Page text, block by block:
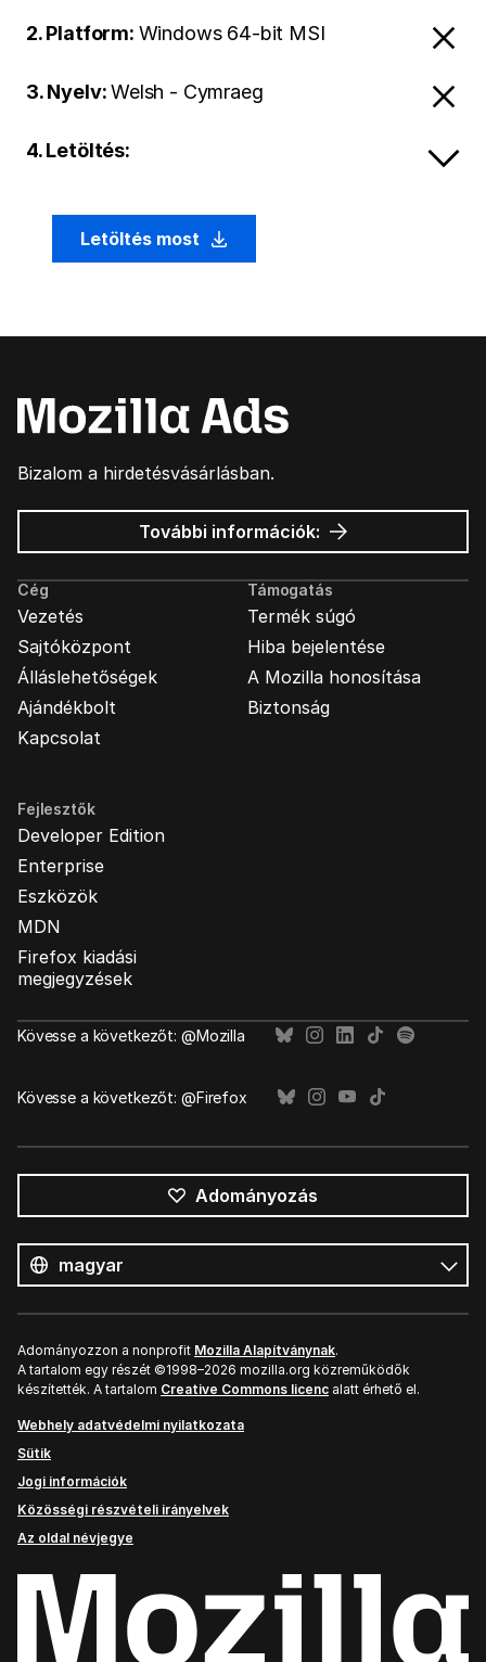
2. Platform: Windows 64-bit MSI
3. Nyelv:Welsh - Cymraeg
4. Letöltés:
Letöltés most
Bizalom a hirdetésvásárlásban.
További információk: Mozilla
hirdetések
Cég
Vezetés
Sajtóközpont
Álláslehetőségek
Ajándékbolt
Kapcsolat
Támogatás
Termék súgó
Hiba bejelentése
A Mozilla honosítása
Biztonság
Fejlesztők
Developer Edition
Enterprise
Eszközök
MDN
Firefox kiadási
megjegyzések
Kövesse a következőt: @Mozilla
Kövesse a következőt: @Firefox
Adományozás
nyelv
Nyelv
Adományozzon a nonprofit Mozilla Alapítványnak.
A tartalom egy részét ©1998–2026 mozilla.org közreműködők
készítették. A tartalom Creative Commons licenc alatt érhető el.
Webhely adatvédelmi nyilatkozata
Sütik
Jogi információk
Közösségi részvételi irányelvek
Az oldal névjegye